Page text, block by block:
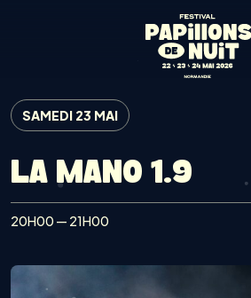
SAMEDI 23 MAI
LA MANO 1.9
20H00 — 21H00